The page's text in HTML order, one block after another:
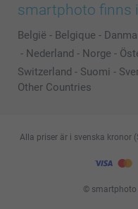
smartphoto finns
België - Belgique -
- Nederland - Norge -
Switzerland - Suomi -
Other Countries
© smartphoto
Alla priser är i svenska kronor